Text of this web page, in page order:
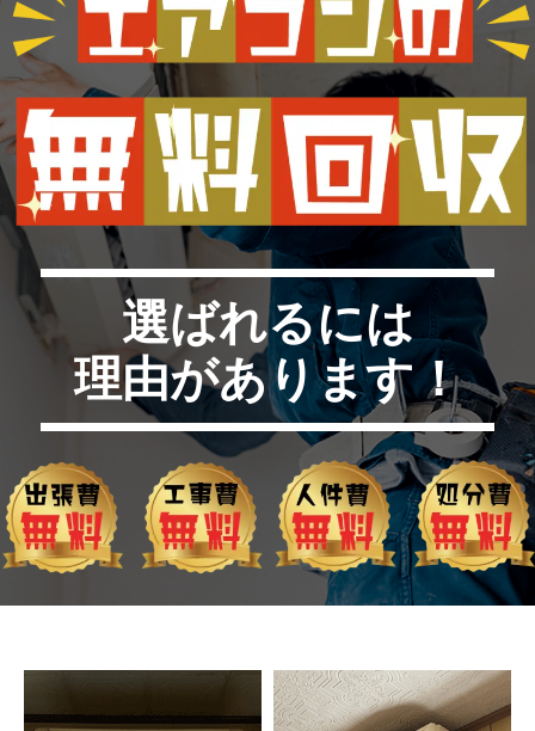
選ばれるには
理由があります！